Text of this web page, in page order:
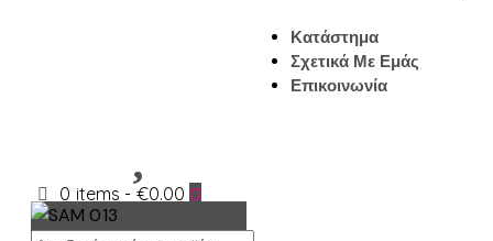
Κατάστημα
Σχετικά Με Εμάς
Επικοινωνία
0 items - €0.00 0